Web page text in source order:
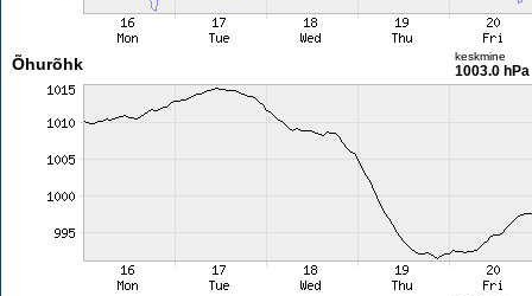
Õhurõhk keskmine
1003.0 hPa